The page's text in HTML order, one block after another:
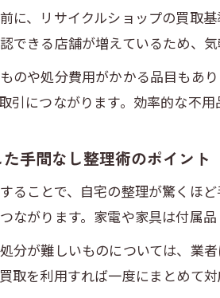
に、リサイクルショップの買取
できる店舗が増えているため、気
のや処分費用がかかる品目もあ
引につながります。効率的な不
手間なし整理術のポイント
ることで、自宅の整理が驚くほ
ながります。家電や家具は付属
分が難しいものについては、業
取を利用すれば一度にまとめて対